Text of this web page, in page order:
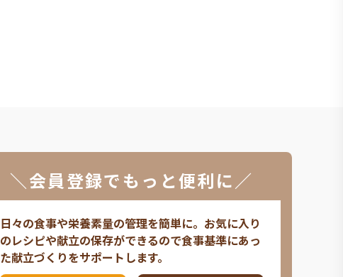
＼会員登録でもっと便利に／
日々の食事や栄養素量の管理を簡単に。お気に入り
のレシピや献立の保存ができるので食事基準にあっ
た献立づくりをサポートします。